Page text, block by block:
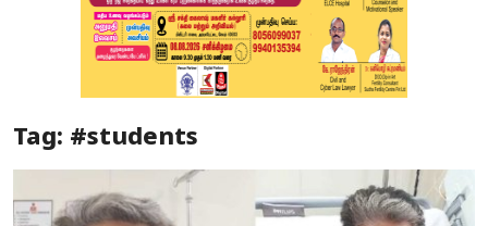
Special Story
Tag: #students